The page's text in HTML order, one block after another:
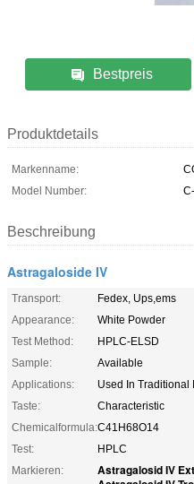
Bestpreis
Produktdetails
Markenname:
Model Number:
Beschreibung
Astragaloside IV
Transport:
Fedex, Ups,ems
Appearance:
White Powder
Test Method:
HPLC-ELSD
Sample:
Available
Applications:
Used In Traditional
Taste:
Characteristic
Chemicalformula:C41H68O14
Test:
HPLC
Markieren:
Astragalosid IV